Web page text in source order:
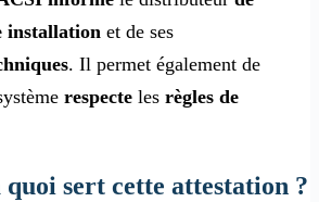
installation et de ses
. Il permet également de
respecte les règles de
sert cette attestation ?